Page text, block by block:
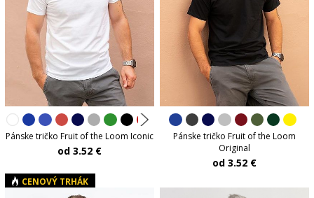
Pánske tričko Fruit of the Loom Iconic
od 3.52 €
Pánske tričko Fruit of the Loom
Original
od 3.52 €
CENOVÝ TRHÁK